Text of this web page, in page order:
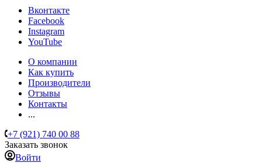
Вконтакте
Facebook
Instagram
YouTube
О компании
Как купить
Производители
Отзывы
Контакты
...
+7 (921) 740 00 88
Заказать звонок
Войти